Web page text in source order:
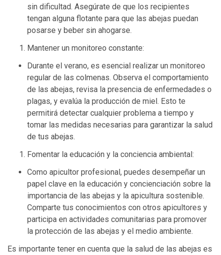
sin dificultad. Asegúrate de que los recipientes
tengan alguna flotante para que las abejas puedan
posarse y beber sin ahogarse.
Mantener un monitoreo constante:
Durante el verano, es esencial realizar un monitoreo
regular de las colmenas. Observa el comportamiento
de las abejas, revisa la presencia de enfermedades o
plagas, y evalúa la producción de miel. Esto te
permitirá detectar cualquier problema a tiempo y
tomar las medidas necesarias para garantizar la salud
de tus abejas.
Fomentar la educación y la conciencia ambiental:
Como apicultor profesional, puedes desempeñar un
papel clave en la educación y concienciación sobre la
importancia de las abejas y la apicultura sostenible.
Comparte tus conocimientos con otros apicultores y
participa en actividades comunitarias para promover
la protección de las abejas y el medio ambiente.
Es importante tener en cuenta que la salud de las abejas es